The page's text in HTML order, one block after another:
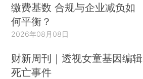
缴费基数 合规与企业减负如
何平衡？
2026年08月08日
财新周刊｜透视女童基因编辑
死亡事件